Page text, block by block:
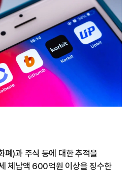
폐)과 주식 등에 대한 추적을
체납액 600억원 이상을 징수한